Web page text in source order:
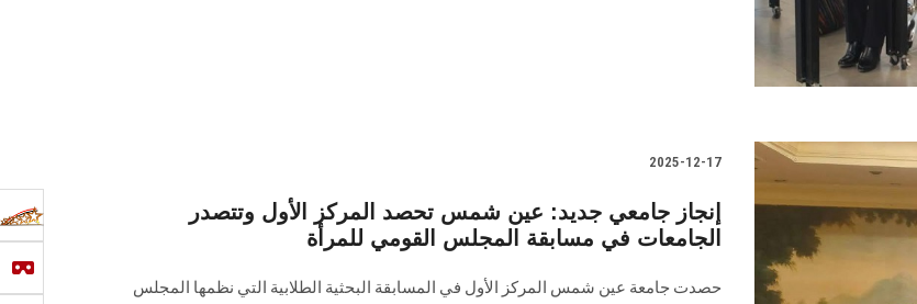
2025-12-17
إنجاز جامعي جديد: عين شمس تحصد المركز الأول وتتصدر
الجامعات في مسابقة المجلس القومي للمرأة
حصدت جامعة عين شمس المركز الأول في المسابقة البحثية الطلابية التي نظمها المجلس